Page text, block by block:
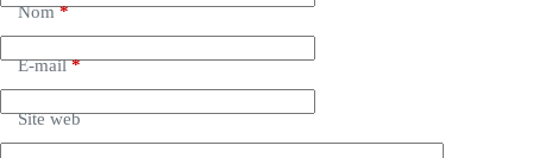
Nom*
E-mail*
Site web